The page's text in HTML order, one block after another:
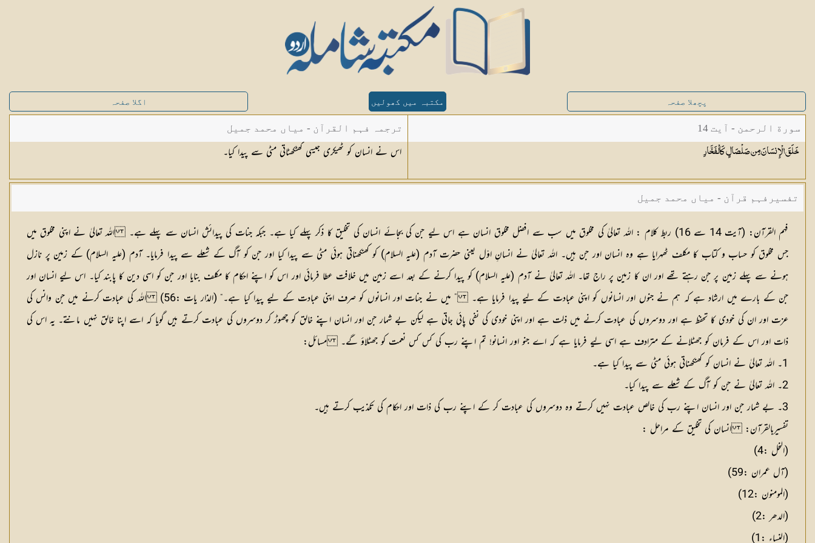
پچھلا صفحہ مکتبہ میں کھولیں اگلا صفحہ
سورة الرحمن - آیت 14
خَلَقَ الْإِنسَانَ مِن صَلْصَالٍكَالْفَخَّارِ
ترجمہ فہم القرآن - میاں محمد جمیل
اس نے انسان کو ٹھیکری جیسی کھٹکھٹاتی مٹی سے پیدا کیا۔
تفسیرفہم قرآن - میاں محمد جمیل
فہم القرآن: (آیت 14 سے 16) ربط کلام :اللہ تعالیٰ کی مخلوق میں سب سے افضل مخلوق انسان ہے اس لیے جن کی بجائے انسان کی تخلیق کا ذکر پہلے کیا ہے۔ جبکہ جنات کی پیدائش انسان سے پہلے ہے۔ اللہ تعالیٰ نے اپنی مخلوق میں
جس مخلوق کو حساب و کتاب کا مکلف ٹھہرایا ہے وہ انسان اور جن ہیں۔ اللہ تعالیٰ نے انسانِ اوّل یعنی حضرت آدم (علیہ السلام) کو کھنکھناتی ہوئی مٹی سے پیدا کیا اور جن کو آگ کے شعلے سے پیدا فرمایا۔ آدم (علیہ السلام) کے زمین پر نازل
ہونے سے پہلے زمین پر جن رہتے تھے اور ان کا زمین پر راج تھا۔ اللہ تعالیٰ نے آدم (علیہ السلام) کو پیدا کرنے کے بعد اسے زمین میں خلافت عطا فرمائی اور اس کو اپنے احکام کا مکلف بنایا اور جن کو اسی دین کا پابند کیا۔ اس لیے انسان اور
جن کے بارے میں ارشاد ہے کہ ہم نے جنوں اور انسانوں کو اپنی عبادت کے لیے پیدا فرمایا ہے۔ ” میں نے جنات اور انسانوں کو صرف اپنی عبادت کے لیے پیدا کیا ہے۔“ (الذار یات :56) اللہ کی عبادت کرنے میں جن وانس کی
عزت اور ان کی خودی کا تحفظ ہے اور دوسروں کی عبادت کرنے میں ذلت ہے اور اپنی خودی کی نفی پائی جاتی ہے لیکن بے شمار جن اور انسان اپنے خالق کو چھوڑ کر دوسروں کی عبادت کرتے ہیں گویا کہ اسے اپنا خالق نہیں مانتے۔ یہ اس کی
ذات اور اس کے فرمان کو جھٹلانے کے مترادف ہے اسی لیے فرمایا ہے کہ اے جنو اور انسانو! تم اپنے رب کی کس کس نعمت کو جھٹلاؤ گے۔مسائل:
1۔ اللہ تعالیٰ نے انسان کو کھنکھناتی ہوئی مٹی سے پیدا کیا ہے۔
2۔ اللہ تعالیٰ نے جن کو آگ کے شعلے سے پیدا کیا۔
3۔ بے شمار جن اور انسان اپنے رب کی خالص عبادت نہیں کرتے وہ دوسروں کی عبادت کر کے اپنے رب کی ذات اور احکام کی تکذیب کرتے ہیں۔
تفسیربالقرآن: انسان کی تخلیق کے مراحل :
(النحل :4)
(آل عمران :59)
(المومنون :12)
(الدھر :2)
(النساء :1)